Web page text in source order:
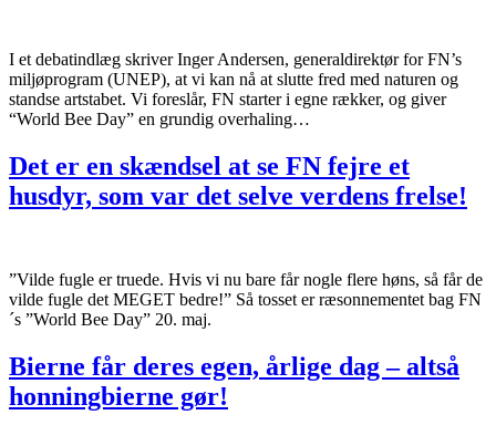
I et debatindlæg skriver Inger Andersen, generaldirektør for FN’s
miljøprogram (UNEP), at vi kan nå at slutte fred med naturen og
standse artstabet. Vi foreslår, FN starter i egne rækker, og giver
“World Bee Day” en grundig overhaling…
Det er en skændsel at se FN fejre et
husdyr, som var det selve verdens frelse!
”Vilde fugle er truede. Hvis vi nu bare får nogle flere høns, så får de
vilde fugle det MEGET bedre!” Så tosset er ræsonnementet bag FN
´s ”World Bee Day” 20. maj.
Bierne får deres egen, årlige dag – altså
honningbierne gør!